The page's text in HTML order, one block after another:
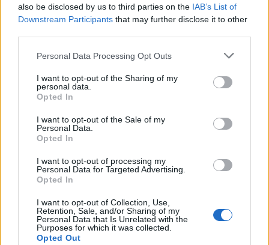
also be disclosed by us to third parties on the IAB’s List of
Downstream Participants that may further disclose it to other
Personal Data Processing Opt Outs
I want to opt-out of the Sharing of my
personal data.
Opted In
I want to opt-out of the Sale of my
Personal Data.
Opted In
I want to opt-out of processing my
Personal Data for Targeted Advertising.
Opted In
I want to opt-out of Collection, Use,
Retention, Sale, and/or Sharing of my
Personal Data that Is Unrelated with the
Purposes for which it was collected.
Opted Out
Να προσθέσουμε επίσης ότιοι βαθμοφόροι
που πετούν με πυροσβεστικά αεροσκάφη,
λαμβάνουν εκτός από τον βασικό μισθό τους
τις ώρες πτήσεις που έχουν καταγράψει. Όσες
ώρες και να πετάξεις όμως, το μεγαλύτερο
«μαξιλαράκι» που μπορείς να πιάσεις και
προβλέπεται από τις κείμενες διατάξεις, είναι
Canadair αντιλαμβάνεται κανείς εύκολα πως
αυτά τα χρήματα θα τα πάρεις το πολύ για τρεις
ή τέσσερις μήνες το χρόνο (π.χ. από Ιούνιο έως
Σεπτέμβριο) και μόνο εάν έχουμε πολλές
πυρκαγιές οπότε και θα πρέπει να πυροσβεστικά